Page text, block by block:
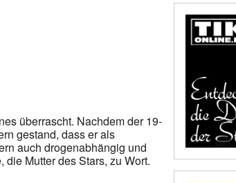
überrascht. Nachdem der 19-
gestand, dass er als
auch drogenabhängig und
Mutter des Stars, zu Wort.